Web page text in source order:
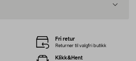
Fri retur
Returner til valgfri butikk
Klikk&Hent